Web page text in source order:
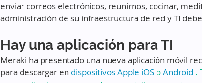
enviar correos electrónicos, reunirnos, cocinar,
administración de su infraestructura de red y TI
Hay una aplicación para TI
Meraki ha presentado una nueva aplicación móvil
para descargar en dispositivos Apple iOS o Android .